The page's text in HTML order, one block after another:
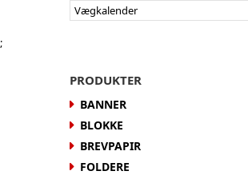
Vægkalender
;
PRODUKTER
BANNER
BLOKKE
BREVPAPIR
FOLDERE